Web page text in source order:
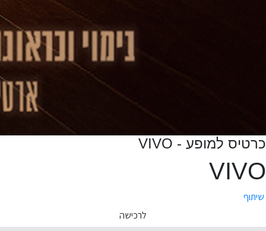
כרטיס למופע - VIVO
VIVO
שיתוף
לרכישה